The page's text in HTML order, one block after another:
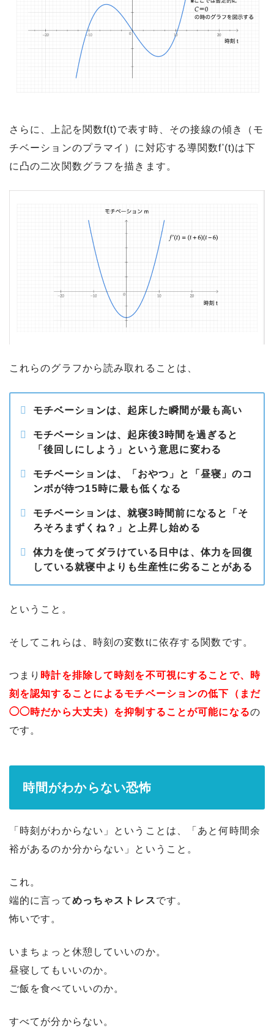
さらに、上記を関数f(t)で表す時、その接線の傾き（モ
チベーションのプラマイ）に対応する導関数f'(t)は下
に凸の二次関数グラフを描きます。
これらのグラフから読み取れることは、
モチベーションは、起床した瞬間が最も高い
モチベーションは、起床後3時間を過ぎると
「後回しにしよう」という意思に変わる
モチベーションは、「おやつ」と「昼寝」のコ
ンボが待つ15時に最も低くなる
モチベーションは、就寝3時間前になると「そ
ろそろまずくね？」と上昇し始める
体力を使ってダラけている日中は、体力を回復
している就寝中よりも生産性に劣る ことがある
ということ。
そしてこれらは、時刻の変数tに依存する関数です。
つまり 時計を排除して時刻を不可視にすることで、時
刻を認知することによるモチベーションの低下（まだ
◯◯時だから大丈夫）を抑制することが可能になるの
です。
時間がわからない恐怖
「時刻がわからない」ということは、「あと何時間余
裕があるのか分からない」ということ。
これ。
端的に言ってめっちゃストレスです。
怖いです。
いまちょっと休憩していいのか。
昼寝してもいいのか。
ご飯を食べていいのか。
すべてが分からない。